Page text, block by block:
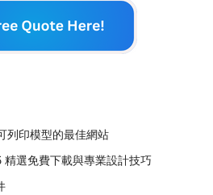
列印模型的最佳網站
選免費下載與專業設計技巧